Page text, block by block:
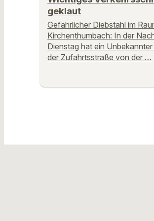
geklaut
Gefährlicher Diebstahl im
Kirchenthumbach: In der
Dienstag hat ein
der Zufahrtsstraße von der …